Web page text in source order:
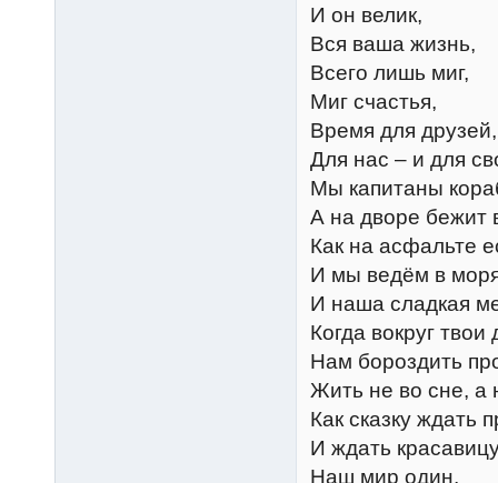
И он велик,
Вся ваша жизнь,
Всего лишь миг,
Миг счастья,
Время для друзей,
Для нас – и для
Мы капитаны
А на дворе бежит
Как на асфальте
И мы ведём в
И наша сладкая
Когда вокруг твои
Нам бороздить
Жить не во сне, а
Как сказку ждать
И ждать
Наш мир один,